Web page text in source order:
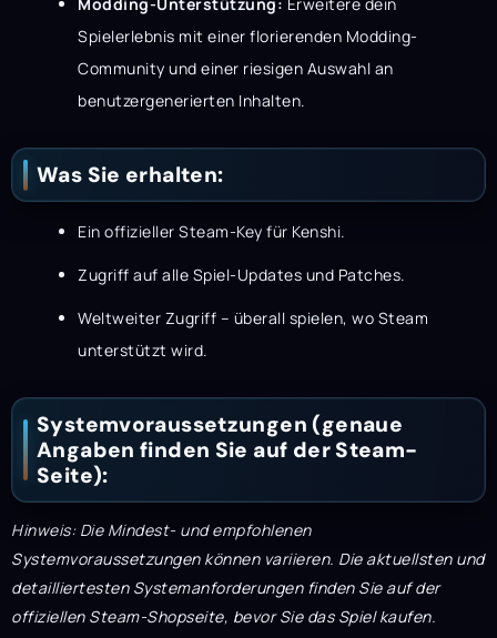
Spielerlebnis mit einer florierenden Modding-
Community und einer riesigen Auswahl an
benutzergenerierten Inhalten.
Was Sie erhalten:
Ein offizieller Steam-Key für Kenshi.
Zugriff auf alle Spiel-Updates und Patches.
Weltweiter Zugriff – überall spielen, wo Steam
unterstützt wird.
Systemvoraussetzungen (genaue
Angaben finden Sie auf der Steam-
Seite):
Hinweis: Die Mindest- und empfohlenen
Systemvoraussetzungen können variieren. Die aktuellsten und
detailliertesten Systemanforderungen finden Sie auf der
offiziellen Steam-Shopseite, bevor Sie das Spiel kaufen.